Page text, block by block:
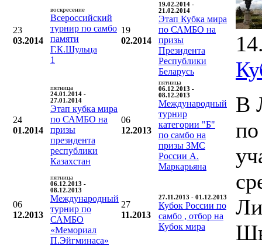
23
03.2014
воскресение
Всероссийский
турнир по самбо
памяти
Г.К.Шульца
1
19
02.2014
19.02.2014 -
21.02.2014
Этап Кубка мира
по САМБО на
призы
Президента
Республики
Беларусь
24
01.2014
пятница
24.01.2014 -
27.01.2014
Этап кубка мира
по САМБО на
призы
президента
республики
Казахстан
06
12.2013
пятница
06.12.2013 -
08.12.2013
Международный
турнир
категории "Б"
по самбо на
призы ЗМС
России А.
Маркарьяна
06
12.2013
пятница
06.12.2013 -
08.12.2013
Международный
турнир по
САМБО
«Мемориал
П.Эйгминаса»
27
11.2013
27.11.2013 - 01.12.2013
Кубок России по
самбо , отбор на
Кубок мира
В